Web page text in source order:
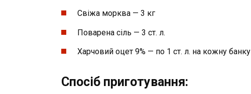
Свіжа морква — 3 кг
Поварена сіль — 3 ст. л.
Харчовий оцет 9% — по 1 ст. л. на кожну банку
Спосіб приготування: